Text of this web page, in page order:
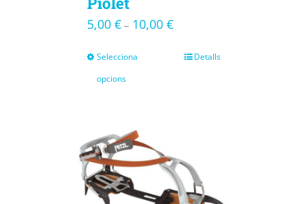
5,00 €– 10,00 €
Selecciona
opcions
Detalls